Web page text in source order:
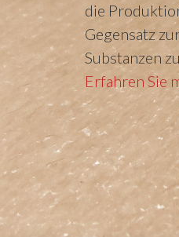
die
Gegensatz
Substanzen
Erfahren Sie